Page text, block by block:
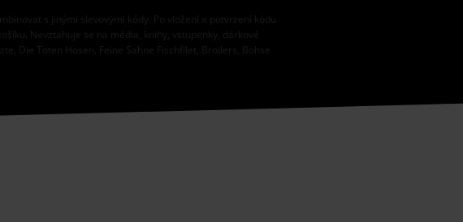
s jinými slevovými kódy. Po vložení a potvrzení kódu
Nevztahuje se na média, knihy, vstupenky, dárkové
Die Toten Hosen, Feine Sahne Fischfilet, Broilers, Böhse